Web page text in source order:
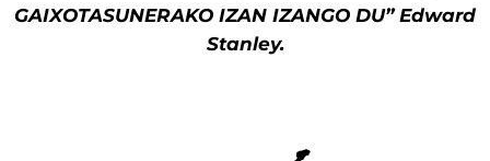
GAIXOTASUNERAKO IZAN IZANGO DU” Edward
Stanley.